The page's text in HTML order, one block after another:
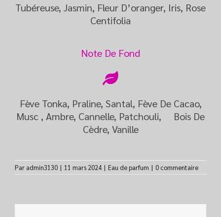
Tubéreuse, Jasmin, Fleur D’oranger, Iris, Rose
Centifolia
Note De Fond
Fève Tonka, Praline, Santal, Fève De Cacao,
Musc , Ambre, Cannelle, Patchouli, Bois De
Cèdre, Vanille
Par admin3130 | 11 mars 2024 | Eau de parfum | 0 commentaire